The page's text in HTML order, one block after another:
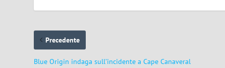
Precedente
Blue Origin indaga sull’incidente a Cape Canaveral